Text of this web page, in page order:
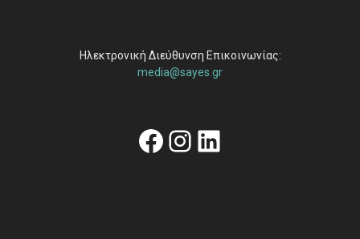
Ηλεκτρονική Διεύθυνση Επικοινωνίας:
media@sayes.gr
Facebook
Instagram
Linkedin